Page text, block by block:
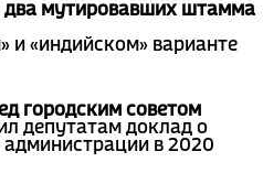
два мутировавших штамма
и «индийском» варианте
городским советом
депутатам доклад о
администрации в 2020